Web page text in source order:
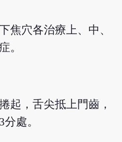
焦穴各治療上、中、
。
起，舌尖抵上門齒，
處。